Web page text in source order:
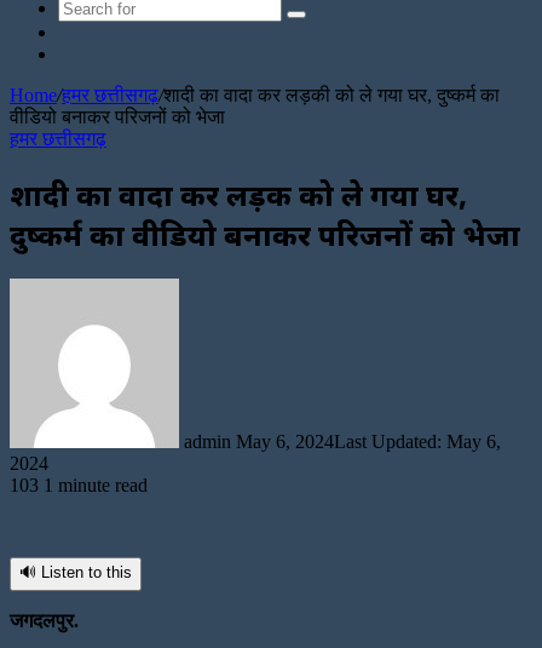
Search
Home/हमर छत्तीसगढ़/शादी का वादा कर लड़की को ले गया घर, दुष्कर्म का
वीडियो बनाकर परिजनों को भेजा
हमर छत्तीसगढ़
शादी का वादा कर लड़की को ले गया घर,
दुष्कर्म का वीडियो बनाकर परिजनों को भेजा
admin May 6, 2024Last Updated: May 6,
2024
103 1 minute read
🔊 Listen to this
जगदलपुर.